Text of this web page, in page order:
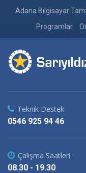
Adana Bilgisayar
Programlar
Teknik Destek
0546 925 94 46
Çalışma Saatleri
08.30 - 19.30